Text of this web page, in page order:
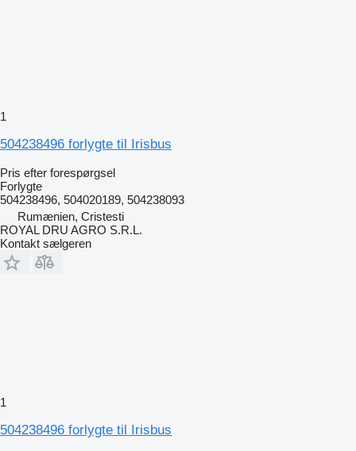
1
504238496 forlygte til Irisbus
Pris efter forespørgsel
Forlygte
504238496, 504020189, 504238093
Rumænien, Cristesti
ROYAL DRU AGRO S.R.L.
Kontakt sælgeren
1
504238496 forlygte til Irisbus